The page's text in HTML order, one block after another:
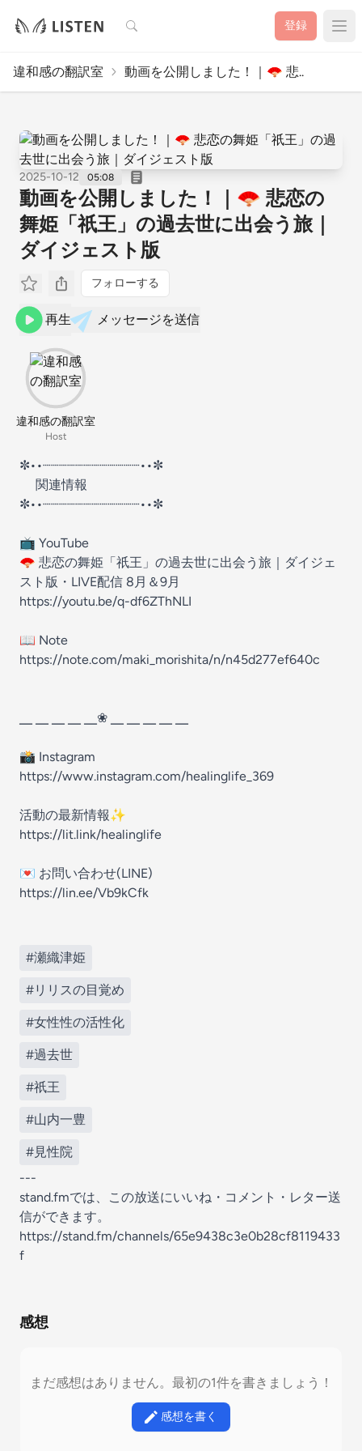
検索 登録
違和感の翻訳室 動画を公開しました！｜🪭 悲..
2025-10-12 05:08
動画を公開しました！｜🪭 悲恋の
舞姫「祇王」の過去世に出会う旅｜
ダイジェスト版
フォローする
再生 メッセージを送信
違和感の翻訳室
Host
✼••┈┈┈┈┈┈┈┈┈┈┈┈••✼
関連情報
✼••┈┈┈┈┈┈┈┈┈┈┈┈••✼
📺 YouTube
🪭 悲恋の舞姫「祇王」の過去世に出会う旅｜ダイジェ
スト版・LIVE配信 8月＆9月
https://youtu.be/q-df6ZThNLI
📖 Note
https://note.com/maki_morishita/n/n45d277ef640c
╴ ╴ ╴ ╴ ╴❀ ╴ ╴ ╴ ╴ ╴
📸 Instagram
https://www.instagram.com/healinglife_369
活動の最新情報✨
https://lit.link/healinglife
💌 お問い合わせ(LINE)
https://lin.ee/Vb9kCfk
#瀬織津姫
#リリスの目覚め
#女性性の活性化
#過去世
#祇王
#山内一豊
#見性院
---
stand.fmでは、この放送にいいね・コメント・レター送
信ができます。
https://stand.fm/channels/65e9438c3e0b28cf8119433
f
感想
まだ感想はありません。最初の1件を書きましょう！
感想を書く